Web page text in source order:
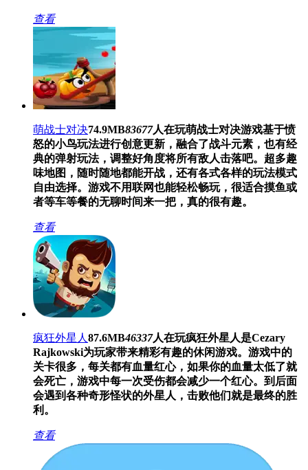
查看
萌战士对决74.9MB83677人在玩萌战士对决游戏基于愤
怒的小鸟玩法进行创意更新，融合了战斗元素，也有经
典的弹射玩法，调整好角度将所有敌人击落吧。超多趣
味地图，随时随地都能开战，还有各式各样的玩法模式
自由选择。游戏不用联网也能轻松畅玩，很适合摸鱼或
者等车等餐的无聊时间来一把，真的很有趣。
查看
疯狂外星人 87.6MB46337人在玩疯狂外星人是Cezary
Rajkowski为玩家带来精彩有趣的休闲游戏。游戏中的
关卡很多，每关都有血量红心，如果你的血量太低了就
会死亡，游戏中每一次受伤都会减少一个红心。到后面
会遇到各种奇形怪状的外星人，击败他们就是最终的胜
利。
查看